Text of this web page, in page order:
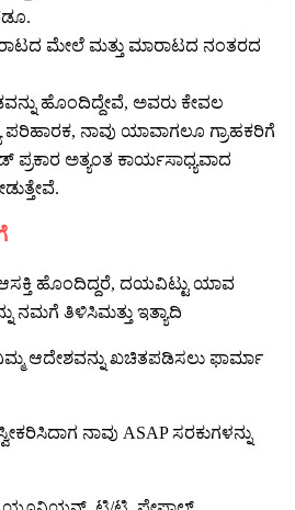
ಮೇಲೆ ಮತ್ತು ಮಾರಾಟದ ನಂತರದ
ಹೊಂದಿದ್ದೇವೆ, ಅವರು ಕೇವಲ
ನಾವು ಯಾವಾಗಲೂ ಗ್ರಾಹಕರಿಗೆ
ಅತ್ಯಂತ ಕಾರ್ಯಸಾಧ್ಯವಾದ
ಆಸಕ್ತಿ ಹೊಂದಿದ್ದರೆ, ದಯವಿಟ್ಟು ಯಾವ
ನಮಗೆ ತಿಳಿಸಿಮತ್ತು ಇತ್ಯಾದಿ
ಆದೇಶವನ್ನು ಖಚಿತಪಡಿಸಲು ಫಾರ್ಮಾ
ನಾವು ASAP ಸರಕುಗಳನ್ನು